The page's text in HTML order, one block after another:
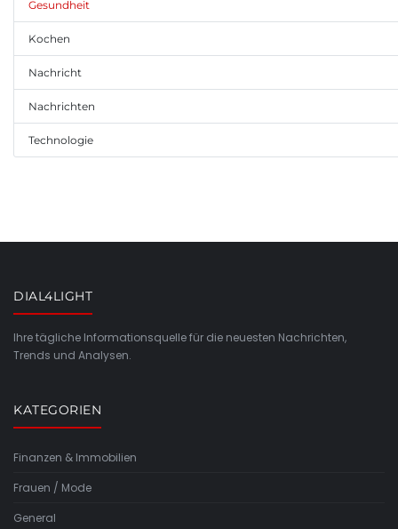
Gesundheit
Kochen
Nachricht
Nachrichten
Technologie
DIAL4LIGHT
Ihre tägliche Informationsquelle für die neuesten Nachrichten,
Trends und Analysen.
KATEGORIEN
Finanzen & Immobilien
Frauen / Mode
General